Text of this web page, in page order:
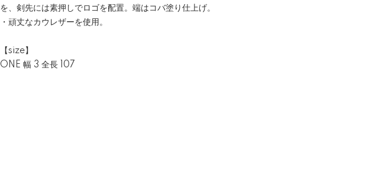
を、剣先には素押しでロゴを配置。端はコバ塗り仕上げ。
・頑丈なカウレザーを使用。
【size】
ONE 幅 3 全長 107